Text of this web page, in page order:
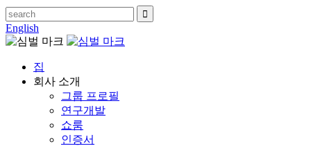
English
집
회사 소개
그룹 프로필
연구개발
쇼룸
인증서